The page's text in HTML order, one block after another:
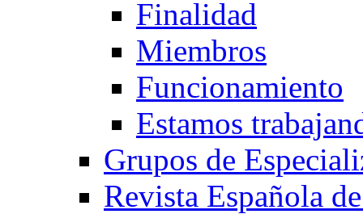
Finalidad
Miembros
Funcionamiento
Estamos
Grupos de
Revista Española